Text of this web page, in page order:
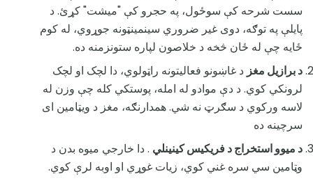
سست شرحه کې سوځول، په حجرو کې "میشت" کړئ. د
پایلې په توګه، دوی غیر ضروري سینمینټونه جوړوي، له کوم
ځایه چې له ځان څخه د خلاصون لپاره ستونزمنه ده.
د برازیل مغز د غاښونو فعالیتونه راټولوي، دا لچک او لچک
لرونکي کوي. د دې موادو له امله، پوستکي کله چې وزن له
لاسه ورکوي د سګرټ نه شي. همدارنګه، مغز د ویټامين ای
سرچینه ده
د ميوو استخراج د فریکیس کینینلي . دا خارجي ميوه بدن د
وټامين سي سره غني کوي، زيات غوړي او اوبه لرې کوي.